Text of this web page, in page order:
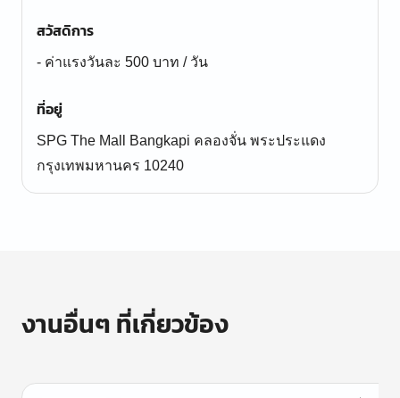
สวัสดิการ
- ค่าแรงวันละ 500 บาท / วัน
ที่อยู่
SPG The Mall Bangkapi คลองจั่น พระประแดง
กรุงเทพมหานคร 10240
งานอื่นๆ ที่เกี่ยวข้อง